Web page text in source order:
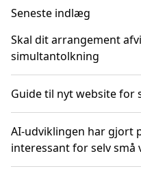
Seneste indlæg
Skal dit arrangement
simultantolkning
Guide til nyt website for
AI-udviklingen har gjort
interessant for selv små